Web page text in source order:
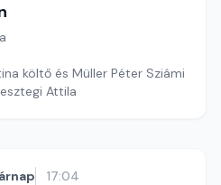
költő és Müller Péter Sziámi
Attila
17:04